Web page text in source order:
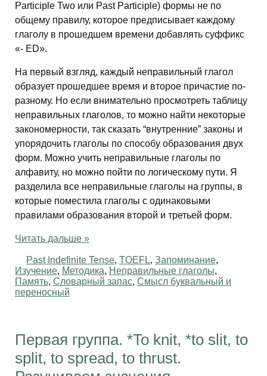
Participle Two или Past Participle) формы не по
общему правилу, которое предписывает каждому
глаголу в прошедшем времени добавлять суффикс
«- ED».
На первый взгляд, каждый неправильный глагол
образует прошедшее время и второе причастие по-
разному. Но если внимательно просмотреть таблицу
неправильных глаголов, то можно найти некоторые
закономерности, так сказать “внутренние” законы и
упорядочить глаголы по способу образования двух
форм. Можно учить неправильные глаголы по
алфавиту, но можно пойти по логическому пути. Я
разделила все неправильные глаголы на группы, в
которые поместила глаголы с одинаковыми
правилами образования второй и третьей форм.
Читать дальше »
Past Indefinite Tense, TOEFL, Запоминание,
Изучение, Методика, Неправильные глаголы,
Память, Словарный запас, Смысл буквальный и
переносный
Первая группа. *To knit, *to slit, to
split, to spread, to thrust.